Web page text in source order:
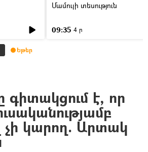
Մամուլի տեսություն
09:35 4 ր
Եթեր
գիտակցում է, որ
չի կարող. Արտակ